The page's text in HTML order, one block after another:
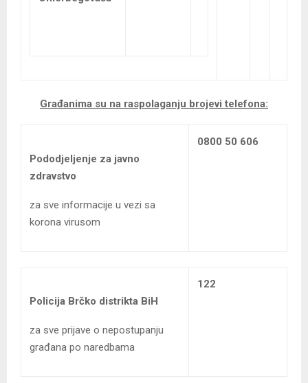
Građanima su na raspolaganju brojevi telefona:
Pododjeljenje za javno
zdravstvo
za sve informacije u vezi sa
korona virusom
0800 50 606
Policija Brčko distrikta BiH
za sve prijave o nepostupanju
građana po naredbama
122